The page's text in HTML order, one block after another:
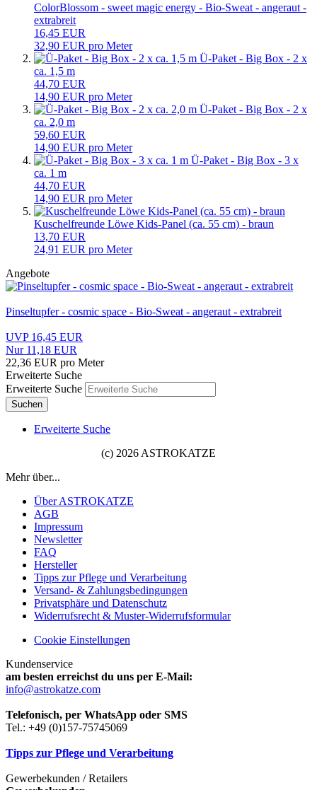
ColorBlossom - sweet magic energy - Bio-Sweat - angeraut -
extrabreit
16,45 EUR
32,90 EUR pro Meter
Ü-Paket - Big Box - 2 x
ca. 1,5 m
44,70 EUR
14,90 EUR pro Meter
Ü-Paket - Big Box - 2 x
ca. 2,0 m
59,60 EUR
14,90 EUR pro Meter
Ü-Paket - Big Box - 3 x
ca. 1 m
44,70 EUR
14,90 EUR pro Meter
Kuschelfreunde Löwe Kids-Panel (ca. 55 cm) - braun
13,70 EUR
24,91 EUR pro Meter
Angebote
Pinseltupfer - cosmic space - Bio-Sweat - angeraut - extrabreit
UVP 16,45 EUR
Nur 11,18 EUR
22,36 EUR pro Meter
Erweiterte Suche
Erweiterte Suche
Suchen
Erweiterte Suche
(c) 2026 ASTROKATZE
Mehr über...
Über ASTROKATZE
AGB
Impressum
Newsletter
FAQ
Hersteller
Tipps zur Pflege und Verarbeitung
Versand- & Zahlungsbedingungen
Privatsphäre und Datenschutz
Widerrufsrecht & Muster-Widerrufsformular
Cookie Einstellungen
Kundenservice
am besten erreichst du uns per E-Mail:
info@astrokatze.com
Telefonisch, per WhatsApp oder SMS
Tel.: +49 (0)157-75745069
Tipps zur Pflege und Verarbeitung
Gewerbekunden / Retailers